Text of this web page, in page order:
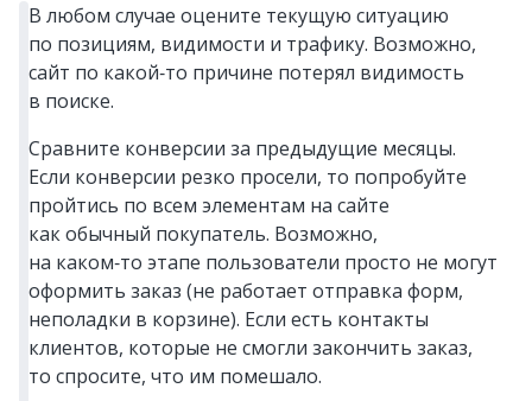
В любом случае оцените текущую ситуацию
по позициям, видимости и трафику. Возможно,
сайт по какой‑то причине потерял видимость
в поиске.
Сравните конверсии за предыдущие месяцы.
Если конверсии резко просели, то попробуйте
пройтись по всем элементам на сайте
как обычный покупатель. Возможно,
на каком‑то этапе пользователи просто не могут
оформить заказ (не работает отправка форм,
неполадки в корзине). Если есть контакты
клиентов, которые не смогли закончить заказ,
то спросите, что им помешало.